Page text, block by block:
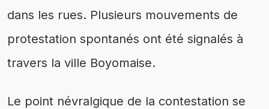
dans les rues. Plusieurs mouvements de
protestation spontanés ont été signalés à
travers la ville Boyomaise.
Le point névralgique de la contestation se